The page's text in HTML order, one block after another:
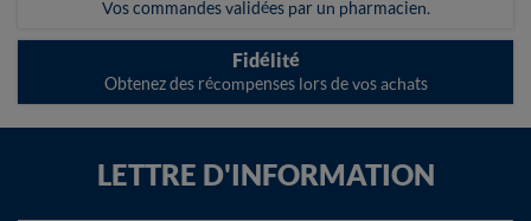
Vos commandes validées par un pharmacien.
Fidélité
Obtenez des récompenses lors de vos achats
LETTRE D'INFORMATION